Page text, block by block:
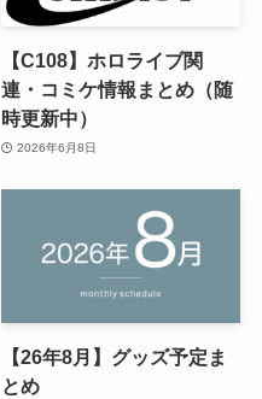
【C108】ホロライブ関
連・コミケ情報まとめ（随
時更新中）
2026年6月8日
【26年8月】グッズ予定ま
とめ